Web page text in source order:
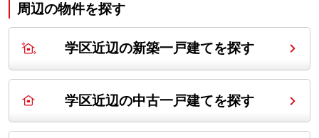
周辺の物件を探す
学区近辺の新築一戸建てを探す
学区近辺の中古一戸建てを探す